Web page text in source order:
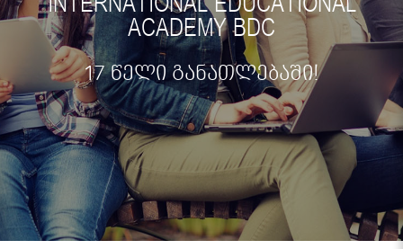
ACADEMY BDC
17 წელი განათლებაში!